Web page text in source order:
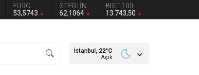
EURO
53,5743
STERLİN
62,1064
BIST 100
13.743,50
İstanbul, 22°C
Açık